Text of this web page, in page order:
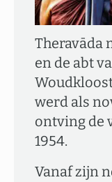
Theravāda
en de abt
werd als
ontving de
1954.
Vanaf zijn